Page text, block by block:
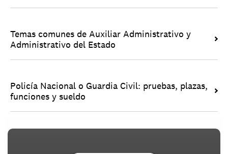
Temas comunes de Auxiliar Administrativo y
Administrativo del Estado
Policía Nacional o Guardia Civil: pruebas, plazas,
funciones y sueldo